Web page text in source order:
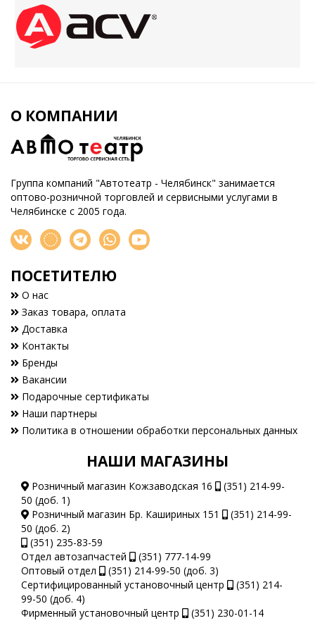
О КОМПАНИИ
Группа компаний "Автотеатр - Челябинск" занимается
оптово-розничной торговлей и сервисными услугами в
Челябинске с 2005 года.
ПОСЕТИТЕЛЮ
О нас
Заказ товара, оплата
Доставка
Контакты
Бренды
Вакансии
Подарочные сертификаты
Наши партнеры
Политика в отношении обработки персональных данных
НАШИ МАГАЗИНЫ
Розничный магазин Кожзаводская 16
(351) 214-99-
50 (доб. 1)
Розничный магазин Бр. Кашириных 151
(351) 214-99-
50 (доб. 2)
(351) 235-83-59
Отдел автозапчастей
(351) 777-14-99
Оптовый отдел
(351) 214-99-50 (доб. 3)
Сертифицированный установочный центр
(351) 214-
99-50 (доб. 4)
Фирменный установочный центр
(351) 230-01-14